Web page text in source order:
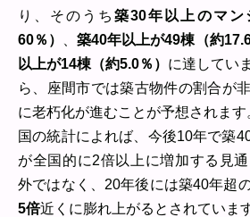
り、そのうち築30年以上のマン
60％）
、築40年以上が49棟（約17.6
以上が14棟（約5.0％） に達してい
ら、座間市では築古物件の割合が
に老朽化が進むことが予想されます
国の統計によれば、今後10年で築
が全国的に2倍以上に増加する見
外ではなく、20年後には築40年超
5倍近くに膨れ上がるとされています